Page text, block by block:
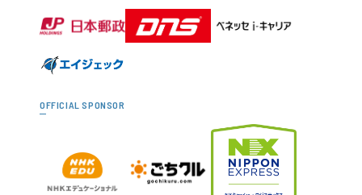
OFFICIAL SPONSOR